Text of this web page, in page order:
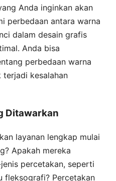
Anda inginkan akan
perbedaan antara warna
dalam desain grafis
Anda bisa
perbedaan warna
terjadi kesalahan
Ditawarkan
layanan lengkap mulai
Apakah mereka
percetakan, seperti
fleksografi? Percetakan